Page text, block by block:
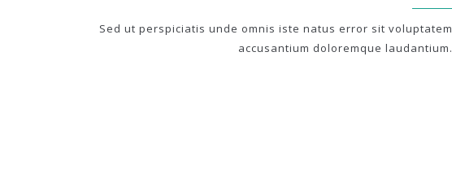
Sed ut perspiciatis unde omnis iste natus error sit voluptatem
accusantium doloremque laudantium.